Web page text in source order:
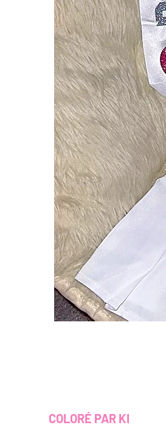
COLORÉ PAR KI